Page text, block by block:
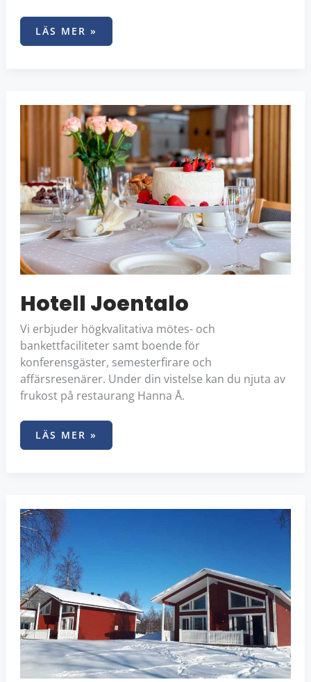
LÄS MER »
Hotell Joentalo
Vi erbjuder högkvalitativa mötes- och
bankettfaciliteter samt boende för
konferensgäster, semesterfirare och
affärsresenärer. Under din vistelse kan du njuta av
frukost på restaurang Hanna Å.
HOTELL
JOENTALO
LÄS MER »
TORNIO
CAMPING